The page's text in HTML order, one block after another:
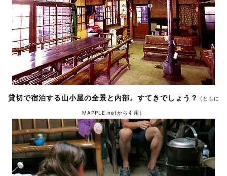
貸切で宿泊する山小屋の全景と内部。すてきでしょう？ (ともに
MAPPLE.netから引用）